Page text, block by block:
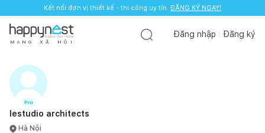
Kết nối đơn vị thiết kế - thi công uy tín. ĐĂNG KÝ NGAY!
M Ạ N G X Ã H Ộ I
Đăng nhập Đăng ký
lestudio architects
Hà Nội